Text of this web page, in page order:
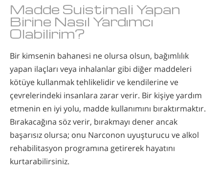
Madde Suistimali Yapan
Birine Nasıl Yardımcı
Olabilirim?
Bir kimsenin bahanesi ne olursa olsun, bağımlılık
yapan ilaçları veya inhalanlar gibi diğer maddeleri
kötüye kullanmak tehlikelidir ve kendilerine ve
çevrelerindeki insanlara zarar verir. Bir kişiye yardım
etmenin en iyi yolu, madde kullanımını bıraktırmaktır.
Bırakacağına söz verir, bırakmayı dener ancak
başarısız olursa; onu Narconon uyuşturucu ve alkol
rehabilitasyon programına getirerek hayatını
kurtarabilirsiniz.